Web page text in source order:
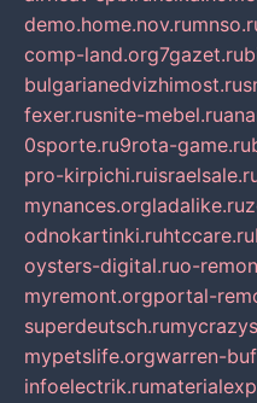
demo.home.nov.ru
comp-land.org7gazet.ru
bulgarianedvizhimost.ru
fexer.rusnite-mebel.ru
0sporte.ru9rota-game.ru
pro-kirpichi.ru
mynances.orgladalike.ru
odnokartinki.ruhtccare.ru
oysters-digital.ruo-
myremont.orgportal-
superdeutsch.ru
mypetslife.orgwarren-
infoelectrik.ru